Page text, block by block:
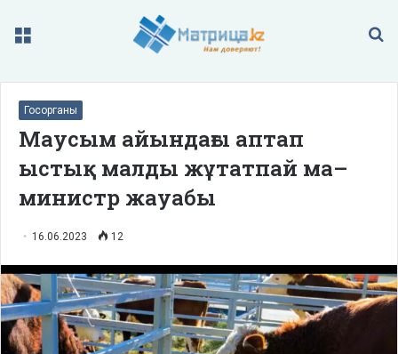
Меню
Госорганы
Маусым айындағы аптап
ыстық малды жұтатпай ма–
министр жауабы
16.06.2023 12